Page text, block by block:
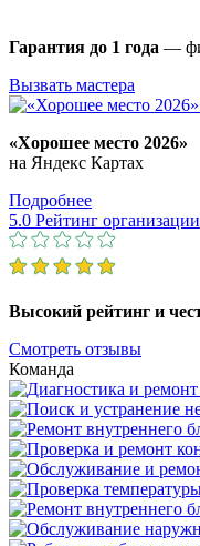
Гарантия до 1 года —
Вызвать мастера
«Хорошее место 2026»
на Яндекс Картах
Подробнее
5.0 Рейтинг организации
Высокий рейтинг и
Смотреть отзывы
Команда